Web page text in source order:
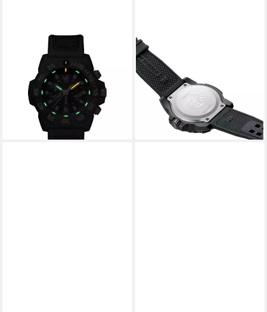
Quarzuhr XS.3583
ab 359,00 €
UVP645,00 €
lieferbar - in 2-3 Werktagen bei dir
LUMINOX
Taucheruhr XS.3517.NSF, für
Herren Navy Seal Foundation
Schwarz/Grün
479,00 €
525,00 €
lieferbar - in 2-3 Werktagen bei dir